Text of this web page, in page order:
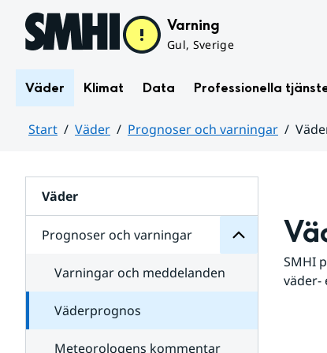
Hoppa till sidans innehåll Varning
Gul, Sverige
Väder Klimat Data Professionella
Start Väder Prognoser och varningar
Väder
Prognoser och varningar
för
varningar
Varningar och meddelanden
Väderprognos
Meteorologens kommentar
SMHI
väder-